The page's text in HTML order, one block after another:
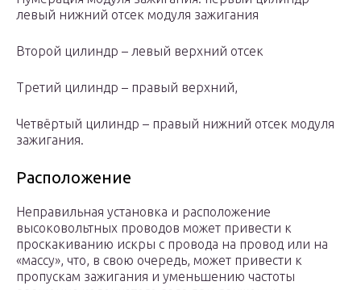
левый нижний отсек модуля зажигания
Второй цилиндр – левый верхний отсек
Третий цилиндр – правый верхний,
Четвёртый цилиндр – правый нижний отсек модуля
зажигания.
Расположение
Неправильная установка и расположение
высоковольтных проводов может привести к
проскакиванию искры с провода на провод или на
«массу», что, в свою очередь, может привести к
пропускам зажигания и уменьшению частоты